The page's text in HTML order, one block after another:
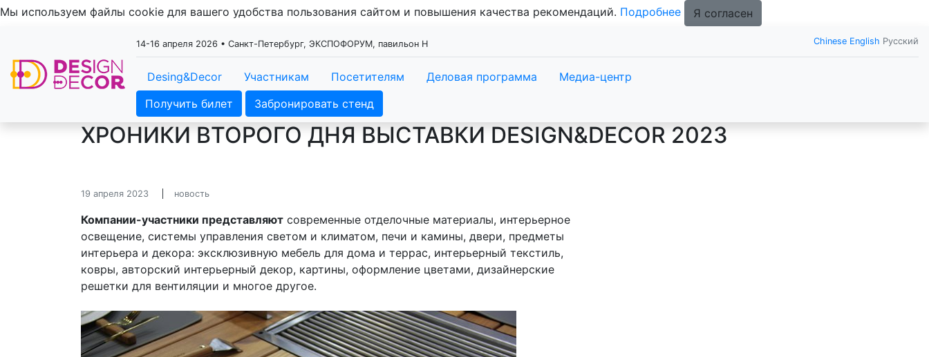
Мы используем файлы cookie для вашего удобства пользования сайтом и повышения качества рекомендаций. Подробнее Я согласен
14-16 апреля 2026 • Санкт-Петербург, ЭКСПОФОРУМ, павильон Н Chinese English Русский
Desing&Decor Участникам Посетителям Деловая программа
Медиа-центр
Получить билет
Забронировать стенд
ХРОНИКИ ВТОРОГО ДНЯ ВЫСТАВКИ DESIGN&DECOR 2023
19 апреля 2023 новость
Компании-участники представляют современные отделочные материалы, интерьерное
освещение, системы управления светом и климатом, печи и камины, двери, предметы
интерьера и декора: эксклюзивную мебель для дома и террас, интерьерный текстиль,
ковры, авторский интерьерный декор, картины, оформление цветами, дизайнерские
решетки для вентиляции и многое другое.